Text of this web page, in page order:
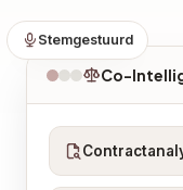
Co-
Stemgestuurd